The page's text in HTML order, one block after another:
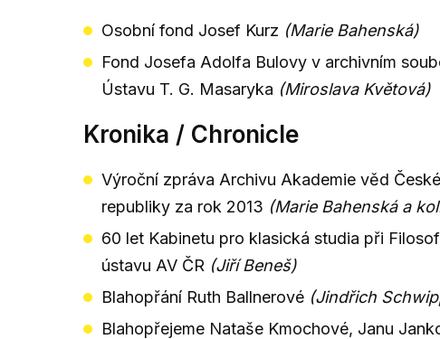
Osobní fond Josef Kurz (Marie Bahenská)
Fond Josefa Adolfa Bulovy v archivním
Ústavu T. G. Masaryka (Miroslava Květová)
Kronika / Chronicle
Výroční zpráva Archivu Akademie věd České
republiky za rok 2013 (Marie Bahenská a
60 let Kabinetu pro klasická studia při
ústavu AV ČR (Jiří Beneš)
Blahopřání Ruth Ballnerové (Jindřich
Blahopřejeme Nataše Kmochové, Janu